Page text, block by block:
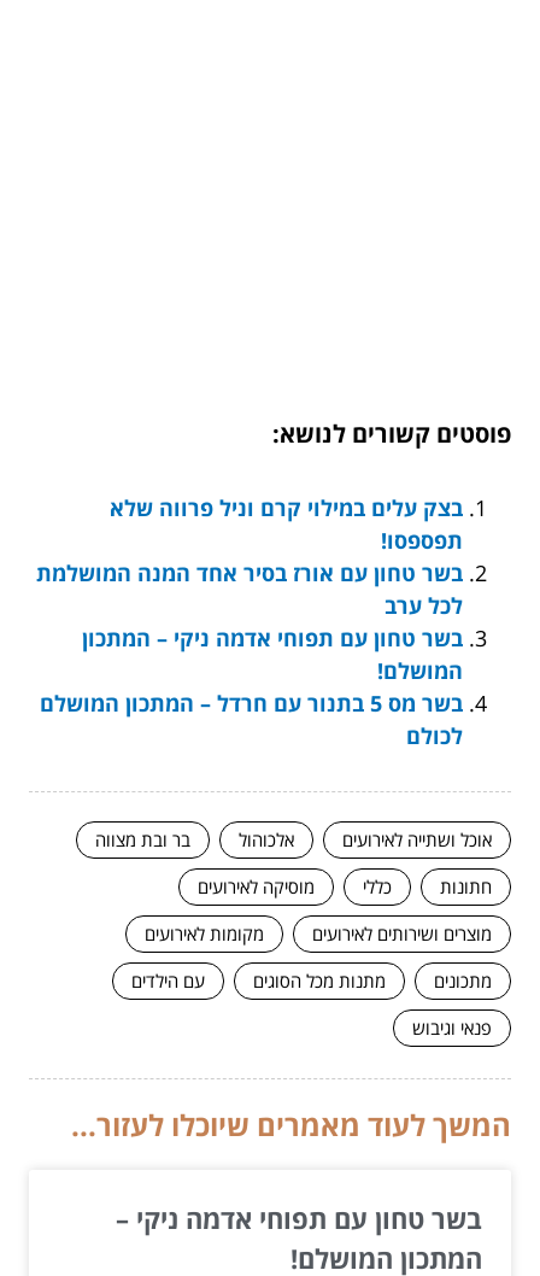
פוסטים קשורים לנושא:
בצק עלים במילוי קרם וניל פרווה שלא
תפספסו!
בשר טחון עם אורז בסיר אחד המנה המושלמת
לכל ערב
בשר טחון עם תפוחי אדמה ניקי – המתכון
המושלם!
בשר מס 5 בתנור עם חרדל – המתכון המושלם
לכולם
אוכל ושתייה לאירועים אלכוהול
בר ובת מצווה
חתונות
כללי
מוסיקה לאירועים
מוצרים ושירותים לאירועים
מקומות לאירועים
מתכונים
מתנות מכל הסוגים
עם הילדים
פנאי וגיבוש
המשך לעוד מאמרים שיוכלו לעזור...
בשר טחון עם תפוחי אדמה ניקי –
המתכון המושלם!